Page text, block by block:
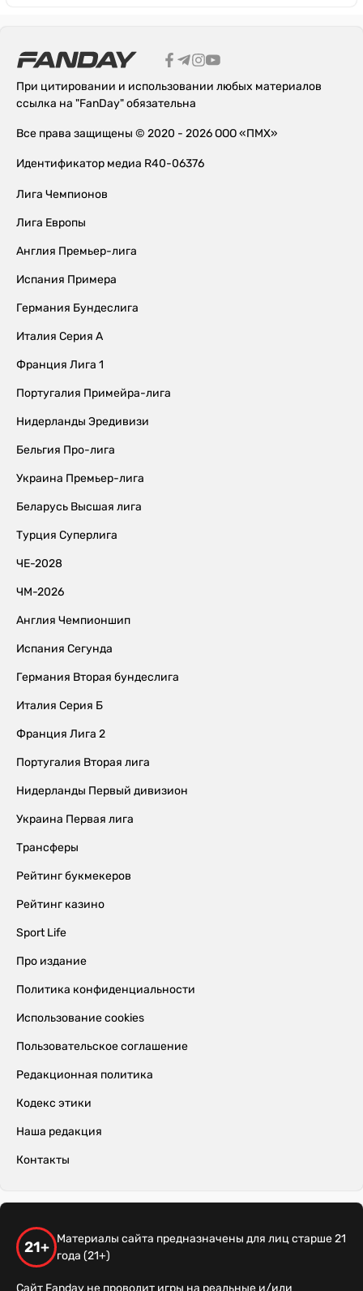
При цитировании и использовании любых материалов
ссылка на "FanDay" обязательна
Все права защищены © 2020 - 2026 ООО «ПМХ»
Идентификатор медиа R40-06376
Лига Чемпионов
Лига Европы
Англия Премьер-лига
Испания Примера
Германия Бундеслига
Италия Серия А
Франция Лига 1
Португалия Примейра-лига
Нидерланды Эредивизи
Бельгия Про-лига
Украина Премьер-лига
Беларусь Высшая лига
Турция Суперлига
ЧЕ-2028
ЧМ-2026
Англия Чемпионшип
Испания Сегунда
Германия Вторая бундеслига
Италия Серия Б
Франция Лига 2
Португалия Вторая лига
Нидерланды Первый дивизион
Украина Первая лига
Трансферы
Рейтинг букмекеров
Рейтинг казино
Sport Life
Про издание
Политика конфиденциальности
Использование cookies
Пользовательское соглашение
Редакционная политика
Кодекс этики
Наша редакция
Контакты
21+
Материалы сайта предназначены для лиц старше 21
года (21+)
Сайт Fanday не проводит игры на реальные и/или